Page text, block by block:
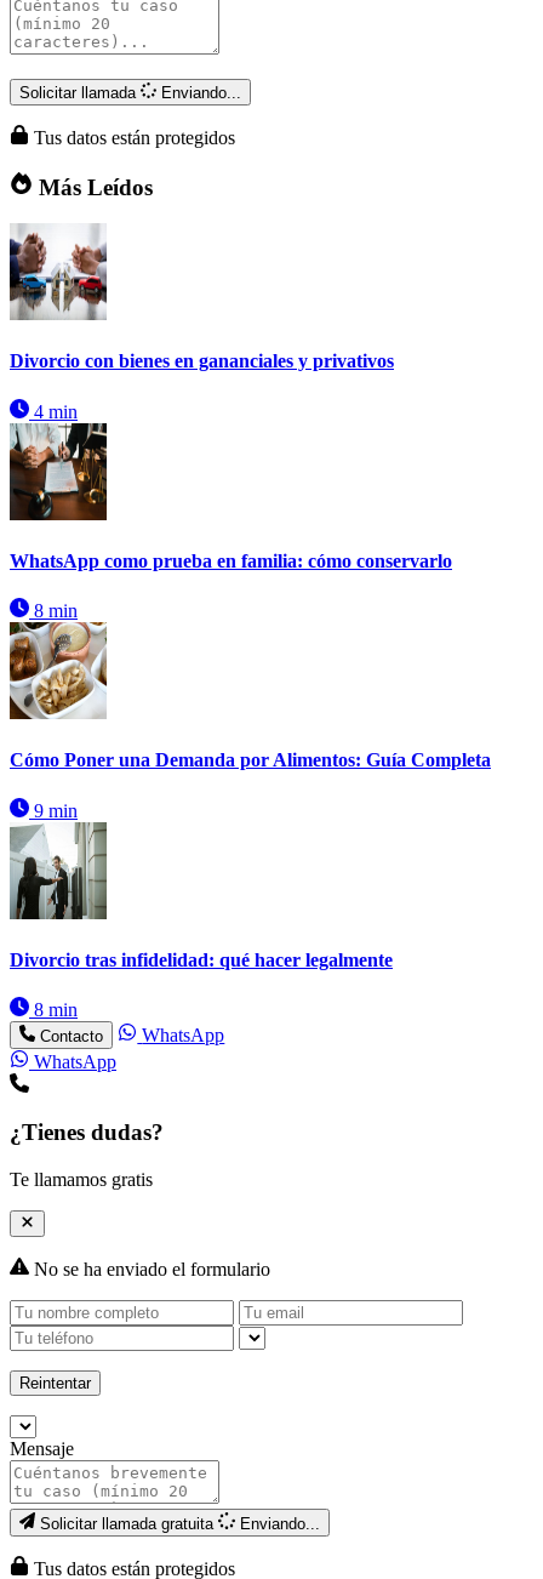
Solicitar llamada Enviando...
Tus datos están protegidos
Más Leídos
Divorcio con bienes en gananciales y privativos
4 min
WhatsApp como prueba en familia: cómo conservarlo
8 min
Cómo Poner una Demanda por Alimentos: Guía Completa
9 min
Divorcio tras infidelidad: qué hacer legalmente
8 min
Contacto
WhatsApp
WhatsApp
¿Tienes dudas?
Te llamamos gratis
No se ha enviado el formulario
Reintentar
Mensaje
Solicitar llamada gratuita Enviando...
Tus datos están protegidos